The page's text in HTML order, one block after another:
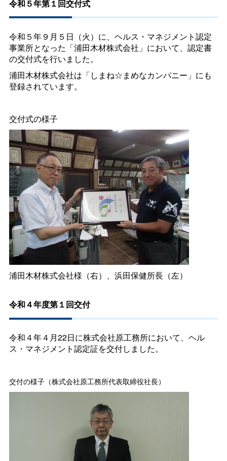
令和５年第１回交付式
令和５年９月５日（火）に、ヘルス・マネジメント認定
事業所となった「浦田木材株式会社」において、認定書
の交付式を行いました。
浦田木材株式会社は「しまね☆まめなカンパニー」にも
登録されています。
交付式の様子
浦田木材株式会社様（右）、浜田保健所長（左）
令和４年度第１回交付
令和４年４月22日に株式会社原工務所において、ヘル
ス・マネジメント認定証を交付しました。
交付の様子（株式会社原工務所代表取締役社長）